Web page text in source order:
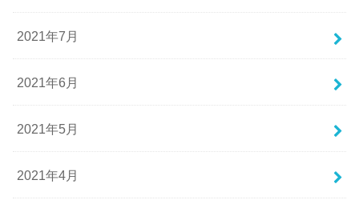
2021年7月
2021年6月
2021年5月
2021年4月